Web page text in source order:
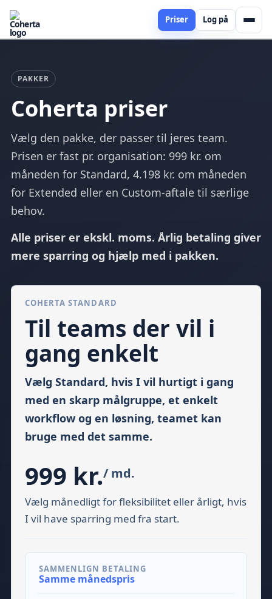
Priser Log på
PAKKER
Coherta priser
Vælg den pakke, der passer til jeres team.
Prisen er fast pr. organisation: 999 kr. om
måneden for Standard, 4.198 kr. om måneden
for Extended eller en Custom-aftale til særlige
behov.
Alle priser er ekskl. moms. Årlig betaling giver
mere sparring og hjælp med i pakken.
COHERTA STANDARD
Til teams der vil i
gang enkelt
Vælg Standard, hvis I vil hurtigt i gang
med en skarp målgruppe, et enkelt
workflow og en løsning, teamet kan
bruge med det samme.
999 kr./ md.
Vælg månedligt for fleksibilitet eller årligt, hvis
I vil have sparring med fra start.
SAMMENLIGN BETALING
Samme månedspris